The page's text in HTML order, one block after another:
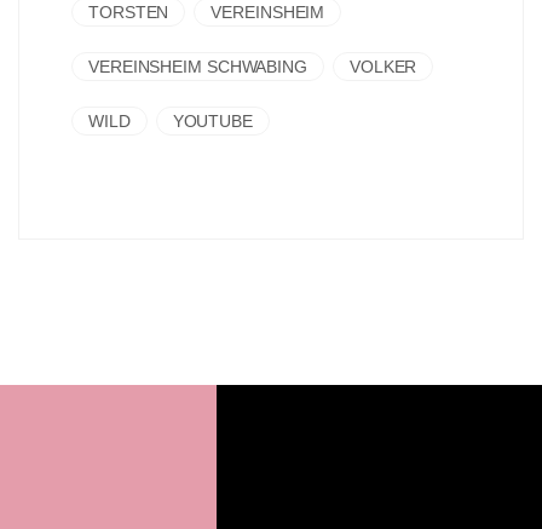
TORSTEN VEREINSHEIM
VEREINSHEIM SCHWABING VOLKER
WILD YOUTUBE